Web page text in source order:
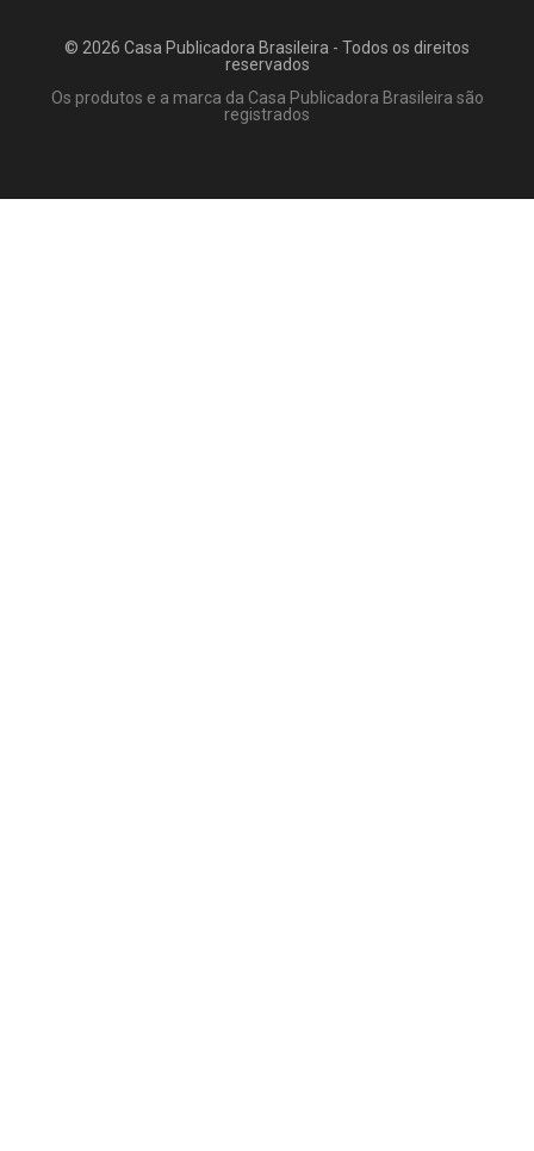
© 2026 Casa Publicadora Brasileira - Todos os direitos
reservados
Os produtos e a marca da Casa Publicadora Brasileira são
registrados